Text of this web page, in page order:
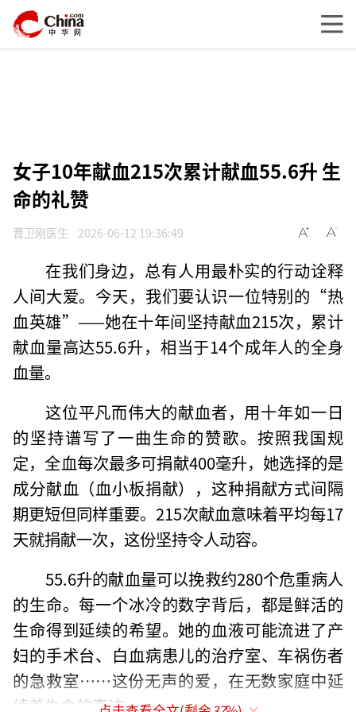
女子10年献血215次累计献血55.6升 生
命的礼赞
曹卫刚医生 2026-06-12 19:36:49
在我们身边，总有人用最朴实的行动诠释
人间大爱。今天，我们要认识一位特别的“热
血英雄”——她在十年间坚持献血215次，累计
献血量高达55.6升，相当于14个成年人的全身
血量。
这位平凡而伟大的献血者，用十年如一日
的坚持谱写了一曲生命的赞歌。按照我国规
定，全血每次最多可捐献400毫升，她选择的是
成分献血（血小板捐献），这种捐献方式间隔
期更短但同样重要。215次献血意味着平均每17
天就捐献一次，这份坚持令人动容。
55.6升的献血量可以挽救约280个危重病人
的生命。每一个冰冷的数字背后，都是鲜活的
生命得到延续的希望。她的血液可能流进了产
妇的手术台、白血病患儿的治疗室、车祸伤者
的急救室……这份无声的爱，在无数家庭中延
续着生命的奇迹。